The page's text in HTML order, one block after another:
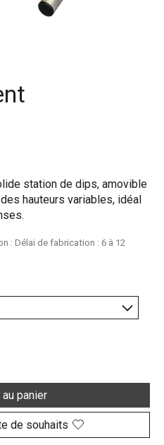
station de dips, amovible
hauteurs variables, idéal
: Délai de fabrication : 6 à 12
panier
de souhaits